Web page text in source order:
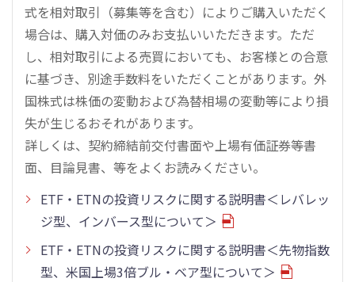
式を相対取引（募集等を含む）によりご購入いただく
場合は、購入対価のみお支払いいただきます。ただ
し、相対取引による売買においても、お客様との合意
に基づき、別途手数料をいただくことがあります。外
国株式は株価の変動および為替相場の変動等により損
失が生じるおそれがあります。
詳しくは、契約締結前交付書面や上場有価証券等書
面、目論見書、等をよくお読みください。
ETF・ETNの投資リスクに関する説明書＜レバレッ
ジ型、インバース型について＞
ETF・ETNの投資リスクに関する説明書＜先物指数
型、米国上場3倍ブル・ベア型について＞